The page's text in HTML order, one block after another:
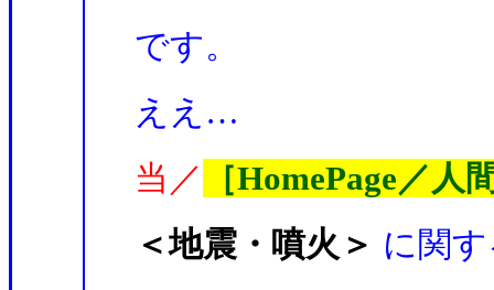
です。
ええ…
当／
［HomePage／人
＜地震・噴火＞ に関